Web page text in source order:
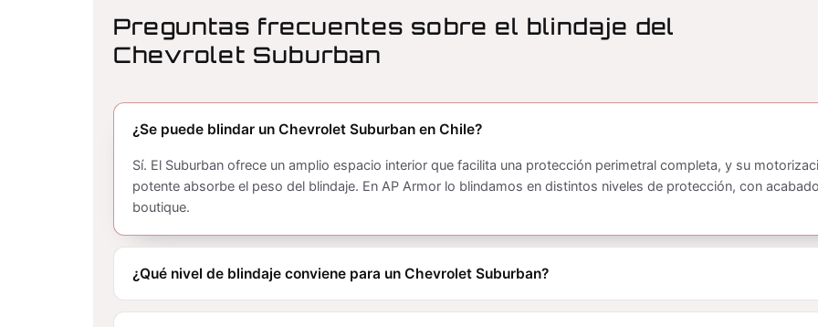
Preguntas frecuentes sobre el blindaje del
Chevrolet Suburban
¿Se puede blindar un Chevrolet Suburban en Chile?
Sí. El Suburban ofrece un amplio espacio interior que facilita una protección perimetral completa, y su
potente absorbe el peso del blindaje. En AP Armor lo blindamos en distintos niveles de protección, con
boutique.
¿Qué nivel de blindaje conviene para un Chevrolet Suburban?